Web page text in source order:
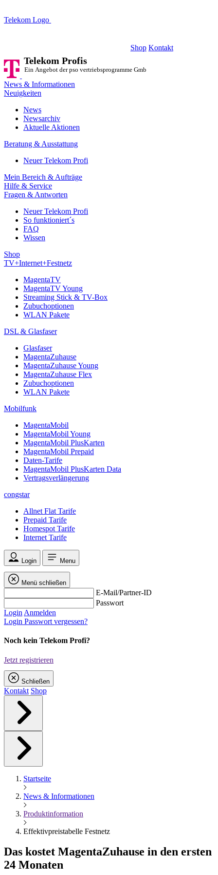
Telekom Logo
Shop Kontakt
Telekom Profis
Ein Angebot der pso vertriebsprogramme GmbH
News & Informationen
Neuigkeiten
News
Newsarchiv
Aktuelle Aktionen
Beratung & Ausstattung
Neuer Telekom Profi
Mein Bereich & Aufträge
Hilfe & Service
Fragen & Antworten
Neuer Telekom Profi
So funktioniert´s
FAQ
Wissen
Shop
TV+Internet+Festnetz
MagentaTV
MagentaTV Young
Streaming Stick & TV-Box
Zubuchoptionen
WLAN Pakete
DSL & Glasfaser
Glasfaser
MagentaZuhause
MagentaZuhause Young
MagentaZuhause Flex
Zubuchoptionen
WLAN Pakete
Mobilfunk
MagentaMobil
MagentaMobil Young
MagentaMobil PlusKarten
MagentaMobil Prepaid
Daten-Tarife
MagentaMobil PlusKarten Data
Vertragsverlängerung
congstar
Allnet Flat Tarife
Prepaid Tarife
Homespot Tarife
Internet Tarife
Login Menu
Menü schließen
E-Mail/Partner-ID
Passwort
Login Anmelden
Login Passwort vergessen?
Noch kein Telekom Profi?
Jetzt registrieren
Schließen
Kontakt Shop
Startseite
News & Informationen
Produktinformation
Effektivpreistabelle Festnetz
Das kostet MagentaZuhause in den ersten
24 Monaten